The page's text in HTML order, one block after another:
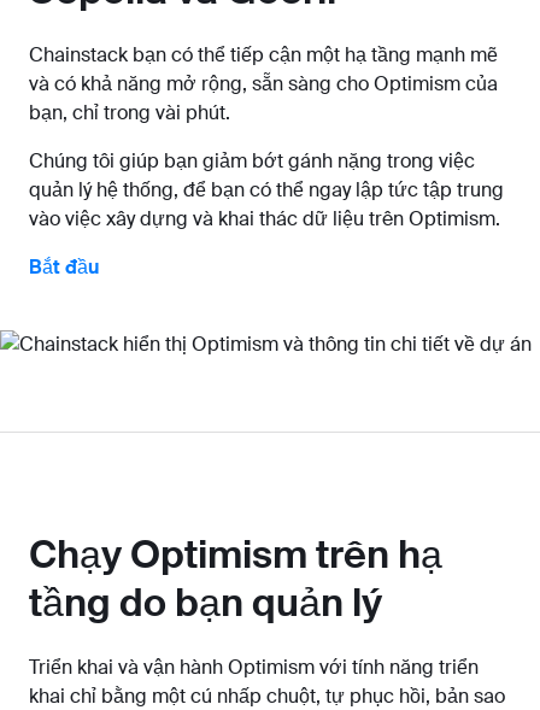
Chainstack bạn có thể tiếp cận một hạ tầng mạnh mẽ
và có khả năng mở rộng, sẵn sàng cho Optimism của
bạn, chỉ trong vài phút.
Chúng tôi giúp bạn giảm bớt gánh nặng trong việc
quản lý hệ thống, để bạn có thể ngay lập tức tập trung
vào việc xây dựng và khai thác dữ liệu trên Optimism.
Bắt đầu
Chạy Optimism trên hạ
tầng do bạn quản lý
Triển khai và vận hành Optimism với tính năng triển
khai chỉ bằng một cú nhấp chuột, tự phục hồi, bản sao